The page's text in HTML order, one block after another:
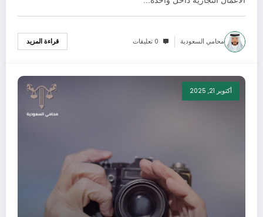
محامي السعودية 0 تعليقات قراءة المزيد
أكتوبر 21, 2025